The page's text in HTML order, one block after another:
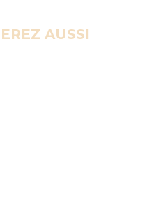
AUSSI